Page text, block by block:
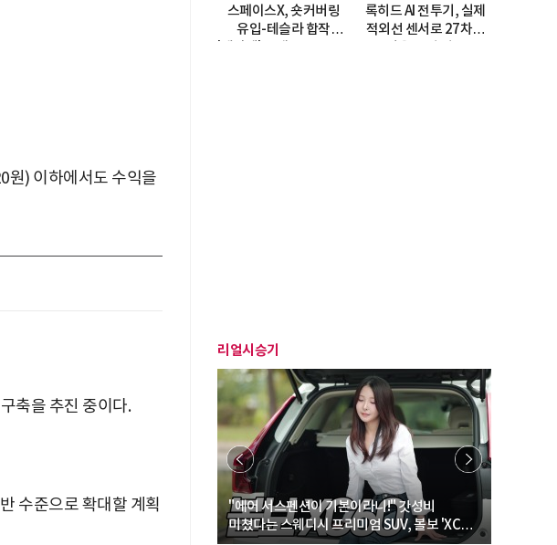
원) 이하에서도 수익을
축을 추진 중이다.
수준으로 확대할 계획
스페이스X, 숏커버링
유입-테슬라 합작
록히드 AI 전투기, 실제
적외선 센서로 27차례
리얼시승기
운서가 타본 ‘전설의 무쏘’… “여성·
"에어 서스펜션이 기본이라니!" 갓성비
미쳤다는 스웨디시 프리미엄 SUV, 볼보 'XC60